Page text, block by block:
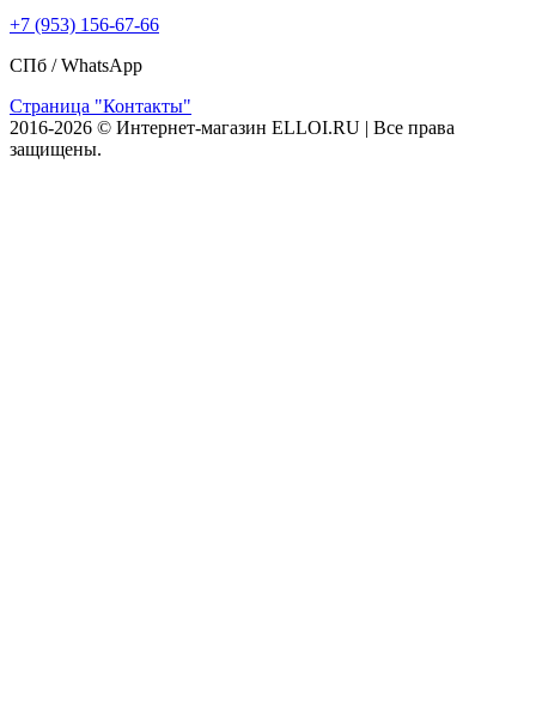
+7 (953) 156-67-66
СПб /WhatsApp
Страница "Контакты"
2016-2026 © Интернет-магазин ELLOI.RU | Все права
защищены.